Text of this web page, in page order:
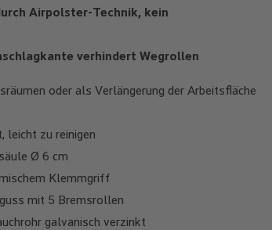
Airpolster-Technik, kein
verhindert Wegrollen
oder als Verlängerung der Arbeitsfläche
leicht zu reinigen
Ø 6 cm
Klemmgriff
mit 5 Bremsrollen
galvanisch verzinkt